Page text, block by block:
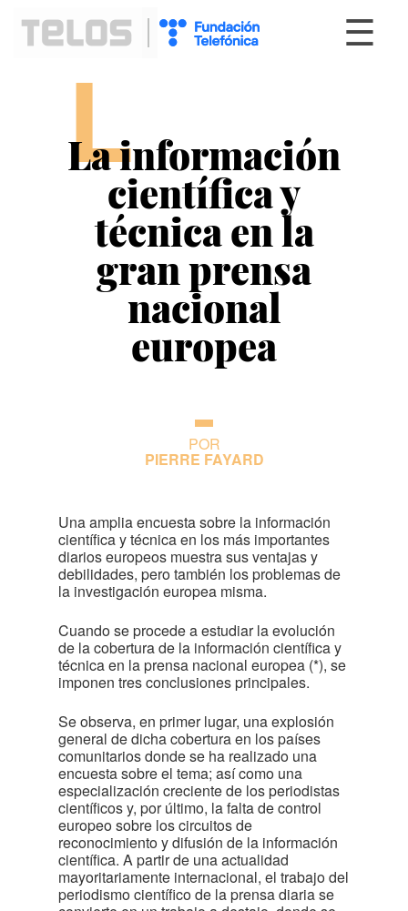
☰
L
La información
científica y
técnica en la
gran prensa
nacional
europea
POR
PIERRE FAYARD
Una amplia encuesta sobre la información
científica y técnica en los más importantes
diarios europeos muestra sus ventajas y
debilidades, pero también los problemas de
la investigación europea misma.
Cuando se procede a estudiar la evolución
de la cobertura de la información científica y
técnica en la prensa nacional europea (*), se
imponen tres conclusiones principales.
Se observa, en primer lugar, una explosión
general de dicha cobertura en los países
comunitarios donde se ha realizado una
encuesta sobre el tema; así como una
especialización creciente de los periodistas
científicos y, por último, la falta de control
europeo sobre los circuitos de
reconocimiento y difusión de la información
científica. A partir de una actualidad
mayoritariamente internacional, el trabajo del
periodismo científico de la prensa diaria se